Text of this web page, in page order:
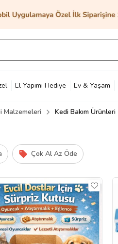
El Yapımı Hediye Ev & Yaşam
& Bahçe Petshop Kozmetik
Malzemeleri Kedi Bakım Ürünleri
Çok Al Az Öde